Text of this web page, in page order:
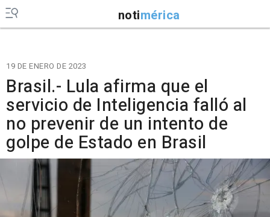
notimérica
19 DE ENERO DE 2023
Brasil.- Lula afirma que el
servicio de Inteligencia falló al
no prevenir de un intento de
golpe de Estado en Brasil